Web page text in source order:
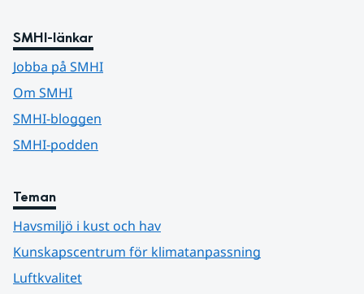
SMHI-länkar
Jobba på SMHI
Om SMHI
SMHI-bloggen
SMHI-podden
Teman
Havsmiljö i kust och hav
Kunskapscentrum för klimatanpassning
Luftkvalitet